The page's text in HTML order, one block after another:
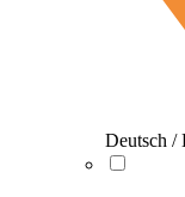
Deutsch /